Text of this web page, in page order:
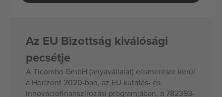
Az EU Bizottság kiválósági
pecsétje
A Ticombo GmbH (anyavállalat) elismerésre kerül
a Horizont 2020-ban, az EU kutatás- és
innovációfinanszírozási programjában, a 782393-